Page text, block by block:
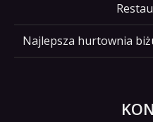
Najlepsza hurtownia